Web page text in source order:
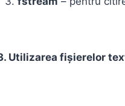
Utilizarea fișierelor